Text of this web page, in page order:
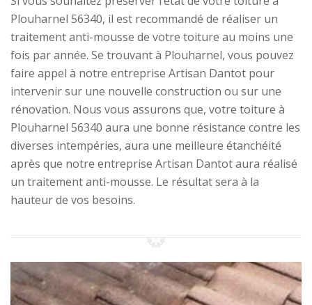
Plouharnel 56340, il est recommandé de réaliser un
traitement anti-mousse de votre toiture au moins une
fois par année. Se trouvant à Plouharnel, vous pouvez
faire appel à notre entreprise Artisan Dantot pour
intervenir sur une nouvelle construction ou sur une
rénovation. Nous vous assurons que, votre toiture à
Plouharnel 56340 aura une bonne résistance contre les
diverses intempéries, aura une meilleure étanchéité
après que notre entreprise Artisan Dantot aura réalisé
un traitement anti-mousse. Le résultat sera à la
hauteur de vos besoins.